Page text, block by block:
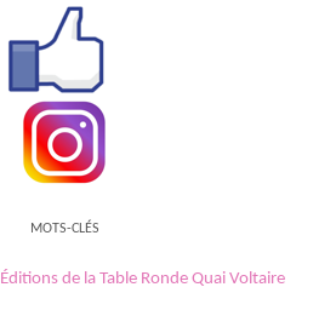
MOTS-CLÉS
Éditions de la Table Ronde Quai Voltaire